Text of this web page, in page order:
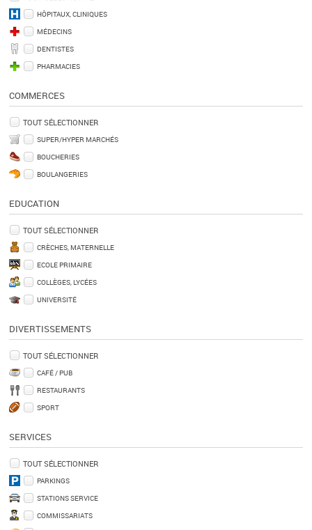
HÔPITAUX, CLINIQUES
MÉDECINS
DENTISTES
PHARMACIES
COMMERCES
TOUT SÉLECTIONNER
SUPER/HYPER MARCHÉS
BOUCHERIES
BOULANGERIES
EDUCATION
TOUT SÉLECTIONNER
CRÈCHES, MATERNELLE
ECOLE PRIMAIRE
COLLÈGES, LYCÉES
UNIVERSITÉ
DIVERTISSEMENTS
TOUT SÉLECTIONNER
CAFÉ / PUB
RESTAURANTS
SPORT
SERVICES
TOUT SÉLECTIONNER
PARKINGS
STATIONS SERVICE
COMMISSARIATS